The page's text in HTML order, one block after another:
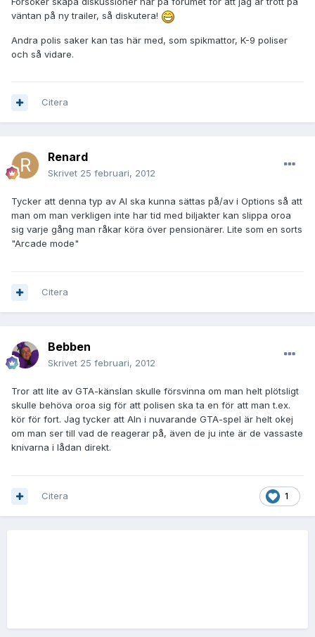
väntan på ny trailer, så diskutera!
Andra polis saker kan tas här med, som spikmattor, K-9 poliser
och så vidare.
Citera
Renard
Skrivet 25 februari, 2012
Tycker att denna typ av AI ska kunna sättas på/av i Options så att
man om man verkligen inte har tid med biljakter kan slippa oroa
sig varje gång man råkar köra över pensionärer. Lite som en sorts
"Arcade mode"
Citera
Bebben
Skrivet 25 februari, 2012
Tror att lite av GTA-känslan skulle försvinna om man helt plötsligt
skulle behöva oroa sig för att polisen ska ta en för att man t.ex.
kör för fort. Jag tycker att AIn i nuvarande GTA-spel är helt okej
om man ser till vad de reagerar på, även de ju inte är de vassaste
knivarna i lådan direkt.
1
Citera